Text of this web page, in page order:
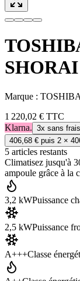
Marque : TOSHIBA
1 220,02 € TTC
Klarna. 3x sans frais
406,68 € puis 2 ×
5 articles restants
Climatisez jusqu'à
ampoule grâce à la
3,2 kWPuissance
2,5 kWPuissance
A+++Classe